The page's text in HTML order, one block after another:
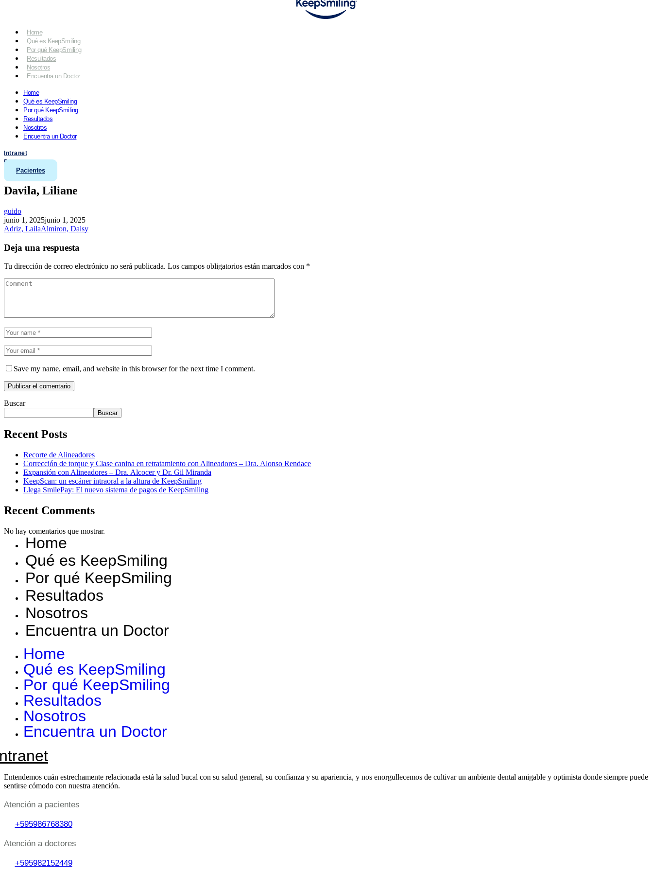
Home
Qué es KeepSmiling
Por qué KeepSmiling
Resultados
Nosotros
Encuentra un Doctor
Home
Qué es KeepSmiling
Por qué KeepSmiling
Resultados
Nosotros
Encuentra un Doctor
Intranet
Doctores
Pacientes
Davila, Liliane
guido
junio 1, 2025junio 1, 2025
Adriz, LailaAlmiron, Daisy
Deja una respuesta
Tu dirección de correo electrónico no será publicada. Los campos obligatorios están marcados con *
Save my name, email, and website in this browser for the next time I comment.
Buscar
Buscar
Recent Posts
Recorte de Alineadores
Corrección de torque y Clase canina en retratamiento con Alineadores – Dra. Alonso Rendace
Expansión con Alineadores – Dra. Alcocer y Dr. Gil Miranda
KeepScan: un escáner intraoral a la altura de KeepSmiling
Llega SmilePay: El nuevo sistema de pagos de KeepSmiling
Recent Comments
No hay comentarios que mostrar.
Home
Qué es KeepSmiling
Por qué KeepSmiling
Resultados
Nosotros
Encuentra un Doctor
Home
Qué es KeepSmiling
Por qué KeepSmiling
Resultados
Nosotros
Encuentra un Doctor
Entendemos cuán estrechamente relacionada está la salud bucal con su salud general, su confianza y su apariencia, y nos enorgullecemos de cultivar un ambiente dental amigable y optimista donde siempre puede
sentirse cómodo con nuestra atención.
Atención a pacientes
+595986768380
Atención a doctores
+595982152449‬